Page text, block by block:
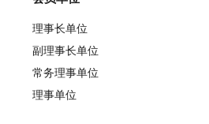
理事长单位
副理事长单位
常务理事单位
理事单位